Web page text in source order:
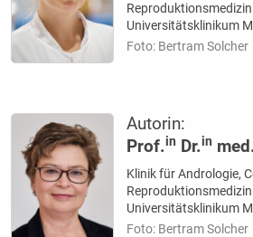
Universitätsklinikum
Foto: Bertram Solcher
Autorin:
Prof.in Dr.in
Klinik für Andrologie,
Universitätsklinikum
Foto: Bertram Solcher